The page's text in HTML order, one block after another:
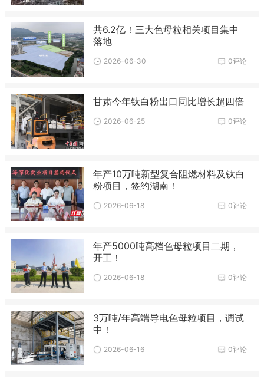
共6.2亿！三大色母粒相关项目集中
落地
0评论
2026-06-30
甘肃今年钛白粉出口同比增长超四倍
0评论
2026-06-25
年产10万吨新型复合阻燃材料及钛白
粉项目，签约湖南！
0评论
2026-06-18
年产5000吨高档色母粒项目二期，
开工！
0评论
2026-06-18
3万吨/年高端导电色母粒项目，调试
中！
0评论
2026-06-16